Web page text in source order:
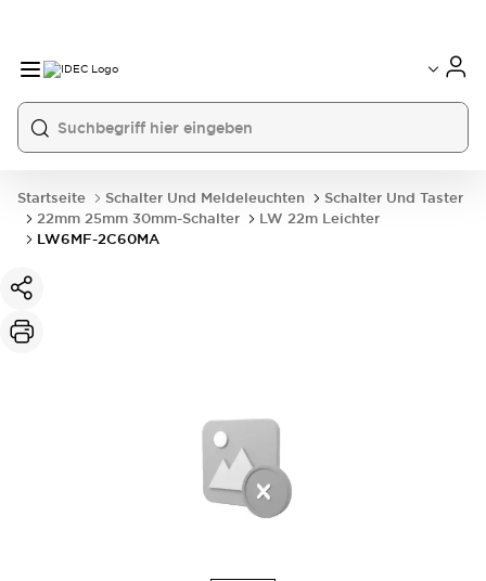
Startseite Schalter Und Meldeleuchten
Schalter Und Taster
22mm 25mm 30mm-Schalter
LW 22m Leichter
LW6MF-2C60MA